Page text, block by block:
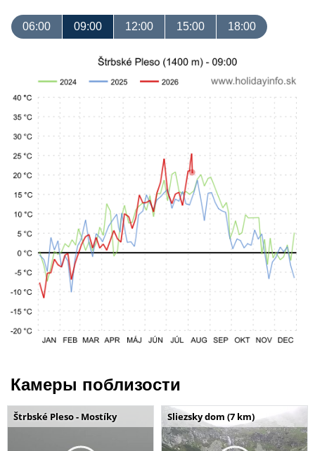
06:00 09:00 12:00 15:00 18:00
Камеры поблизости
Štrbské Pleso - Mostíky Sliezsky dom (7 km)